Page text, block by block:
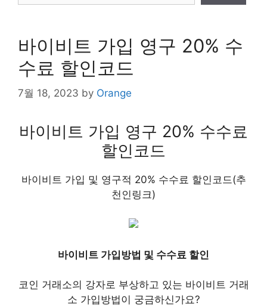
바이비트 가입 영구 20% 수
수료 할인코드
7월 18, 2023 by Orange
바이비트 가입 영구 20% 수수료
할인코드
바이비트 가입 및 영구적 20% 수수료 할인코드(추
천인링크)
바이비트 가입방법 및 수수료 할인
코인 거래소의 강자로 부상하고 있는 바이비트 거래
소 가입방법이 궁금하신가요?